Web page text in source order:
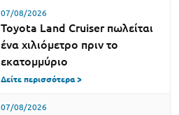
07/08/2026
Toyota Land Cruiser πωλείται
ένα χιλιόμετρο πριν το
εκατομμύριο
Δείτε περισσότερα >
07/08/2026